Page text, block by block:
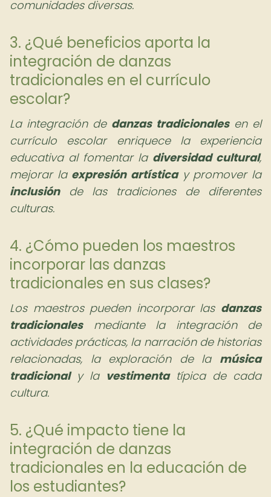
comunidades diversas.
3. ¿Qué beneficios aporta la
integración de danzas
tradicionales en el currículo
escolar?
La integración de danzas tradicionalesen el
currículo escolar enriquece la experiencia
educativa al fomentar la diversidad cultural,
mejorar la expresión artísticay promover la
inclusiónde las tradiciones de diferentes
culturas.
4. ¿Cómo pueden los maestros
incorporar las danzas
tradicionales en sus clases?
Los maestros pueden incorporar las danzas
tradicionalesmediante la integración de
actividades prácticas, la narración de historias
relacionadas, la exploración de la música
tradicionaly la vestimentatípica de cada
cultura.
5. ¿Qué impacto tiene la
integración de danzas
tradicionales en la educación de
los estudiantes?